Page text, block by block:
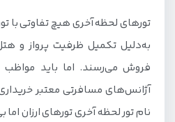
تورهای لحظه آخری هیچ تفاوتی با
به‌دلیل تکمیل ظرفیت پرواز و
فروش می‌رسند. اما باید مواظب
آژانس‌های مسافرتی معتبر
نام تور لحظه آخری تورهای ارزان